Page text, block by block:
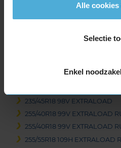
Alle cookies
Selectie
Enkel
225/50R18 99V EXTRALOAD
235/45R18 94V
235/45R18 98V EXTRALOAD
255/40R18 99V EXTRALOAD
255/40R18 99V EXTRALOAD
255/55R18 109H EXTRALOAD